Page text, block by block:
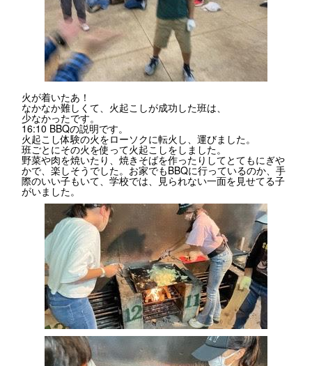
火が着いたあ！
なかなか難しくて、火起こしが成功した班は、
少なかったです。
16:10 BBQの説明です。
火起こし体験の火をローソクに転火し、運びました。
班ごとにその火を使って火起こしをしました。
野菜や肉を焼いたり、焼きそばを作ったりしてとてもにぎや
かで、楽しそうでした。お家でもBBQに行っているのか、手
際のいい子もいて、学校では、見られない一面を見せてる子
がいました。